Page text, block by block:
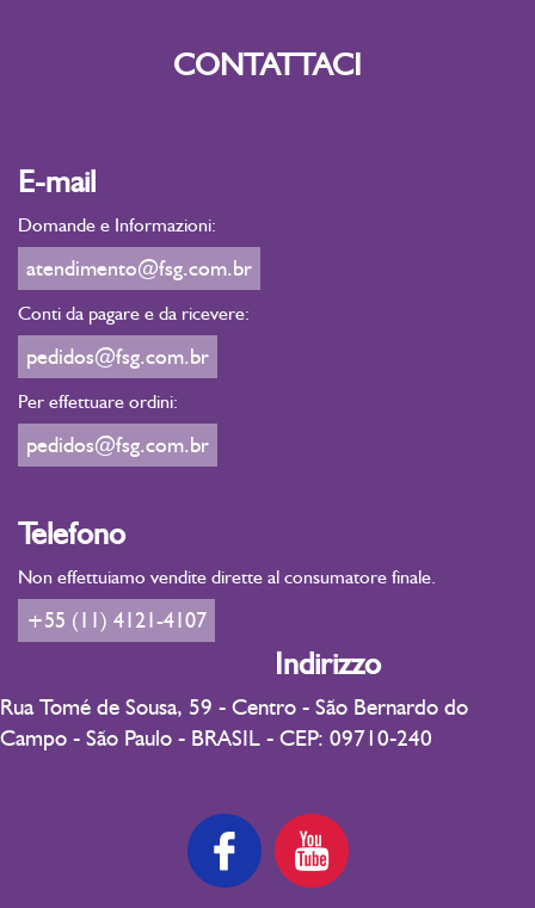
CONTATTACI
E-mail
Domande e Informazioni:
atendimento@fsg.com.br
Conti da pagare e da ricevere:
pedidos@fsg.com.br
Per effettuare ordini:
pedidos@fsg.com.br
Telefono
Non effettuiamo vendite dirette al consumatore finale.
+55 (11) 4121-4107
Indirizzo
Rua Tomé de Sousa, 59 - Centro - São Bernardo do
Campo - São Paulo - BRASIL - CEP: 09710-240